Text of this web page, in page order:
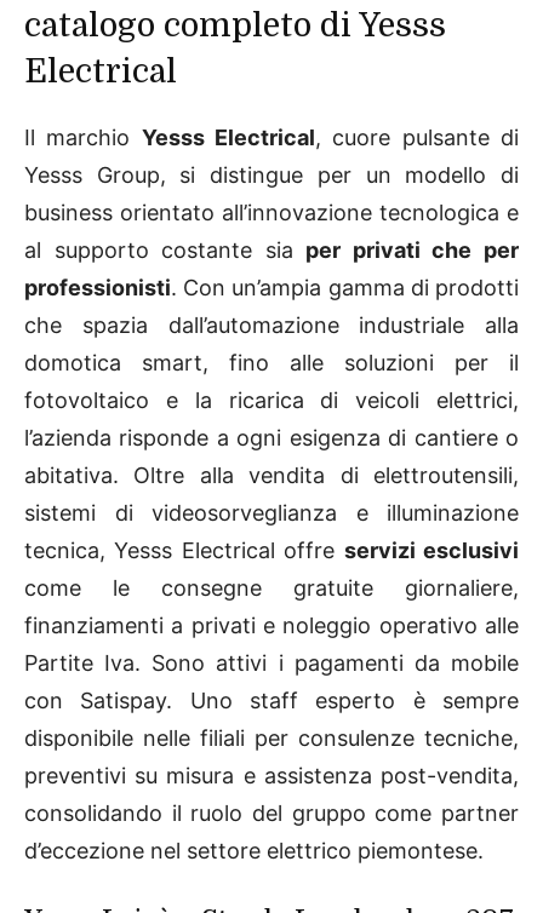
catalogo completo di Yesss
Electrical
Il marchio Yesss Electrical, cuore pulsante di
Yesss Group, si distingue per un modello di
business orientato all’innovazione tecnologica e
al supporto costante sia per privati che per
professionisti. Con un’ampia gamma di prodotti
che spazia dall’automazione industriale alla
domotica smart, fino alle soluzioni per il
fotovoltaico e la ricarica di veicoli elettrici,
l’azienda risponde a ogni esigenza di cantiere o
abitativa. Oltre alla vendita di elettroutensili,
sistemi di videosorveglianza e illuminazione
tecnica, Yesss Electrical offre servizi esclusivi
come le consegne gratuite giornaliere,
finanziamenti a privati e noleggio operativo alle
Partite Iva. Sono attivi i pagamenti da mobile
con Satispay. Uno staff esperto è sempre
disponibile nelle filiali per consulenze tecniche,
preventivi su misura e assistenza post-vendita,
consolidando il ruolo del gruppo come partner
d’eccezione nel settore elettrico piemontese.